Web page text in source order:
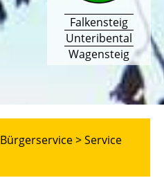
Falkensteig
Unteribental
Wagensteig
Bürgerservice >Service